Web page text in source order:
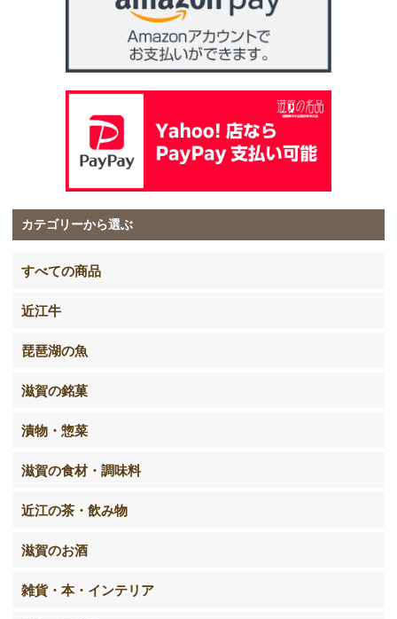
カテゴリーから選ぶ
すべての商品
近江牛
琵琶湖の魚
滋賀の銘菓
漬物・惣菜
滋賀の食材・調味料
近江の茶・飲み物
滋賀のお酒
雑貨・本・インテリア